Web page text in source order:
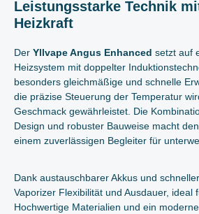
Leistungsstarke Technik
Heizkraft
Der Yllvape Angus Enhanced setzt auf
Heizsystem mit doppelter
besonders gleichmäßige und schnelle
die präzise Steuerung der Temperatur
Geschmack gewährleistet. Die
Design und robuster Bauweise macht
einem zuverlässigen Begleiter für
Dank austauschbarer Akkus und
Vaporizer Flexibilität und Ausdauer, ideal
Hochwertige Materialien und ein